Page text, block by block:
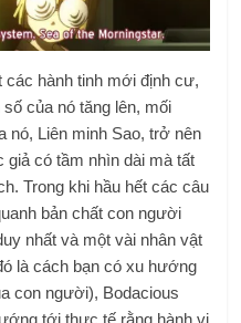
các hành tinh mới định cư,
của nó tăng lên, mối
nó, Liên minh Sao, trở nên
giả có tầm nhìn dài mà tất
Trong khi hầu hết các câu
bản chất con người
nhất và một vài nhân vật
là cách bạn có xu hướng
con người), Bodacious
tới thực tế rằng hành vi